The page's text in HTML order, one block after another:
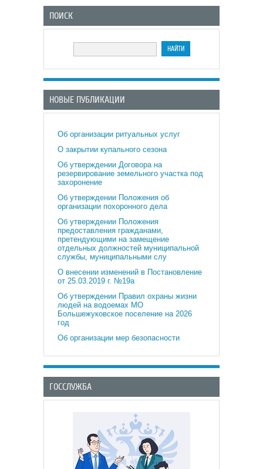
ПОИСК
НОВЫЕ ПУБЛИКАЦИИ
Об организации ритуальных услуг
О закрытии купального сезона
Об утверждении Договора на
резервирование земельного участка под
захоронение
Об утверждении Положения об
организации похоронного дела
Об утверждении Положения
предоставления гражданами,
претендующими на замещение
отдельных должностей муниципальной
службы, муниципальными слу
О внесении изменений в Постановление
от 25.03.2019 г. №19а
Об утверждении Правил охраны жизни
людей на водоемах МО
Большежуковское поселение на 2026
год
Об организации мер безопасности
ГОССЛУЖБА